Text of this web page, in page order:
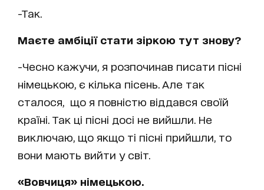
-Так.
Маєте амбіції стати зіркою тут знову?
-Чесно кажучи, я розпочинав писати пісні
німецькою, є кілька пісень. Але так
сталося, що я повністю віддався своїй
країні. Так ці пісні досі не вийшли. Не
виключаю, що якщо ті пісні прийшли, то
вони мають вийти у світ.
«Вовчиця» німецькою.